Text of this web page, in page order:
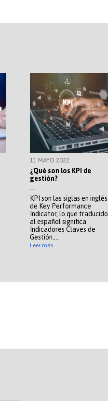
11 MAYO 2022
¿Qué son los KPI de
gestión?
KPI son las siglas en inglés
de Key Performance
Indicator, lo que traducido
al español significa
Indicadores Claves de
Gestión….
Leer más